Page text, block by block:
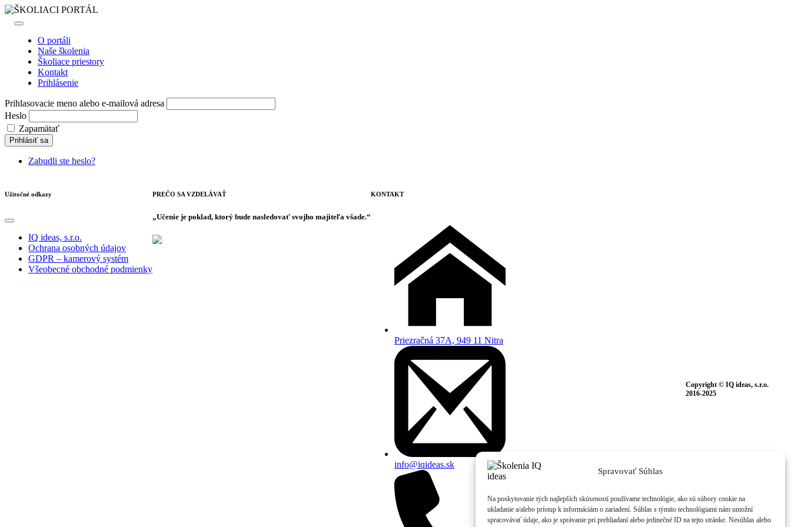
Spravovať Súhlas
Na poskytovanie tých najlepších skúseností používame technológie, ako sú súbory cookie na
ukladanie a/alebo prístup k informáciám o zariadení. Súhlas s týmito technológiami nám umožní
spracovávať údaje, ako je správanie pri prehliadaní alebo jedinečné ID na tejto stránke. Nesúhlas alebo
ŠKOLIACI PORTÁL
O portáli
Naše školenia
Školiace priestory
Kontakt
Prihlásenie
Prihlasovacie meno alebo e-mailová adresa
Heslo
Zapamätať
Prihlásiť sa
Zabudli ste heslo?
Užitočné odkazy
IQ ideas, s.r.o.
Ochrana osobných údajov
GDPR – kamerový systém
Všeobecné obchodné podmienky
PREČO SA VZDELÁVAŤ
„Učenie je poklad, ktorý bude nasledovať svojho majiteľa všade.“
KONTAKT
Priezračná 37A, 949 11 Nitra
info@iqideas.sk
Copyright © IQ ideas, s.r.o.
2016-2025